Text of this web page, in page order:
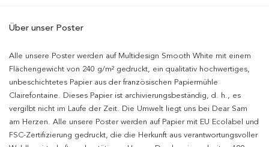
Über unser Poster
Alle unsere Poster werden auf Multidesign Smooth White mit einem
Flächengewicht von 240 g/m² gedruckt, ein qualitativ hochwertiges,
unbeschichtetes Papier aus der französischen Papiermühle
Clairefontaine. Dieses Papier ist archivierungsbeständig, d. h., es
vergilbt nicht im Laufe der Zeit. Die Umwelt liegt uns bei Dear Sam
am Herzen. Alle unsere Poster werden auf Papier mit EU Ecolabel und
FSC-Zertifizierung gedruckt, die die Herkunft aus verantwortungsvoller